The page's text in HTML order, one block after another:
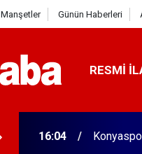
Manşetler Günün Haberleri
RESMI
16:04